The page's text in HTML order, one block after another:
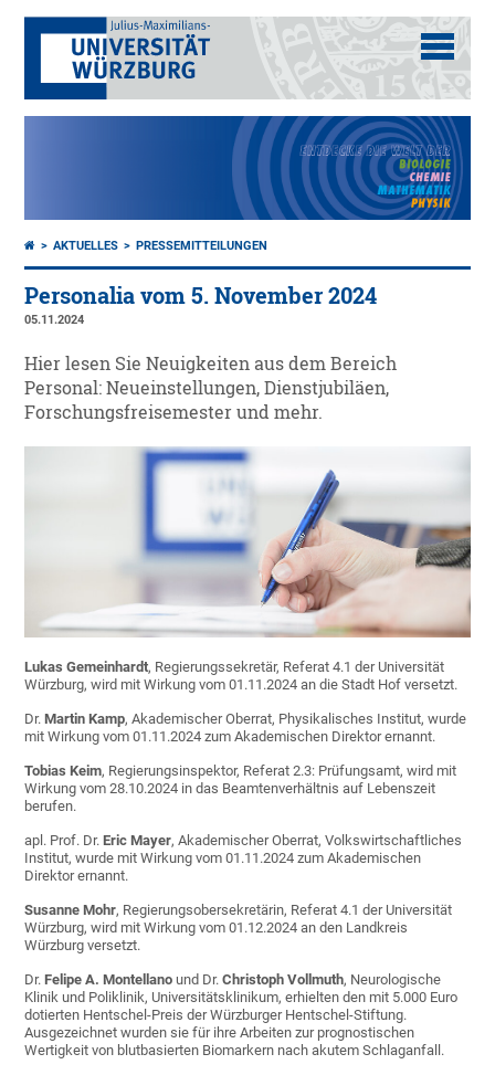
AKTUELLES PRESSEMITTEILUNGEN
Personalia vom 5. November 2024
05.11.2024
Hier lesen Sie Neuigkeiten aus dem Bereich
Personal: Neueinstellungen, Dienstjubiläen,
Forschungsfreisemester und mehr.
Lukas Gemeinhardt, Regierungssekretär, Referat 4.1 der Universität
Würzburg, wird mit Wirkung vom 01.11.2024 an die Stadt Hof versetzt.
Dr.Martin Kamp, Akademischer Oberrat, Physikalisches Institut, wurde
mit Wirkung vom 01.11.2024 zum Akademischen Direktor ernannt.
Tobias Keim, Regierungsinspektor, Referat 2.3: Prüfungsamt, wird mit
Wirkung vom 28.10.2024 in das Beamtenverhältnis auf Lebenszeit
berufen.
apl. Prof. Dr.Eric Mayer, Akademischer Oberrat, Volkswirtschaftliches
Institut, wurde mit Wirkung vom 01.11.2024 zum Akademischen
Direktor ernannt.
Susanne Mohr, Regierungsobersekretärin, Referat 4.1 der Universität
Würzburg, wird mit Wirkung vom 01.12.2024 an den Landkreis
Würzburg versetzt.
Dr.Felipe A. Montellano und Dr.Christoph Vollmuth, Neurologische
Klinik und Poliklinik, Universitätsklinikum, erhielten den mit 5.000 Euro
dotierten Hentschel-Preis der Würzburger Hentschel-Stiftung.
Ausgezeichnet wurden sie für ihre Arbeiten zur prognostischen
Wertigkeit von blutbasierten Biomarkern nach akutem Schlaganfall.